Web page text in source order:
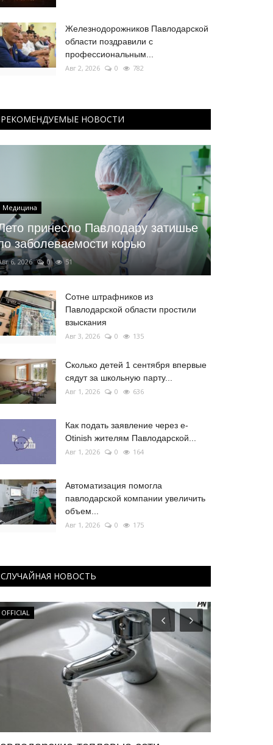
Железнодорожников Павлодарской
области поздравили с
профессиональным...
Авг 2, 2026 0 782
РЕКОМЕНДУЕМЫЕ НОВОСТИ
Медицина
принесло Павлодару затишье
заболеваемости корью
6, 2026 0 51
Сотне штрафников из
Павлодарской области простили
взыскания
Авг 3, 2026 0 135
Сколько детей 1 сентября впервые
сядут за школьную парту...
Авг 1, 2026 0 636
Как подать заявление через e-
Otinish жителям Павлодарской...
Авг 1, 2026 0 164
Автоматизация помогла
павлодарской компании увеличить
объем...
Авг 1, 2026 0 175
СЛУЧАЙНАЯ НОВОСТЬ
OFFICIAL